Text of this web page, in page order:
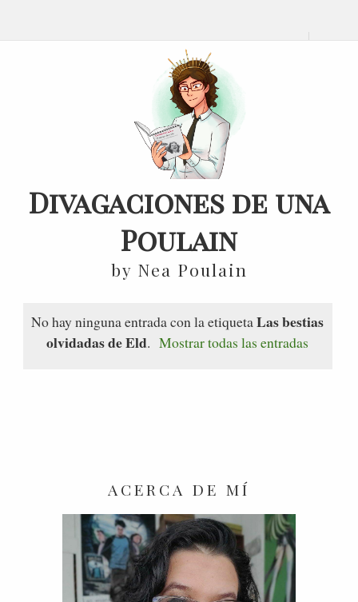
Divagaciones de una
Poulain
by Nea Poulain
No hay ninguna entrada con la etiquetaLas bestias
olvidadas de Eld. Mostrar todas las entradas
ACERCA DE MÍ